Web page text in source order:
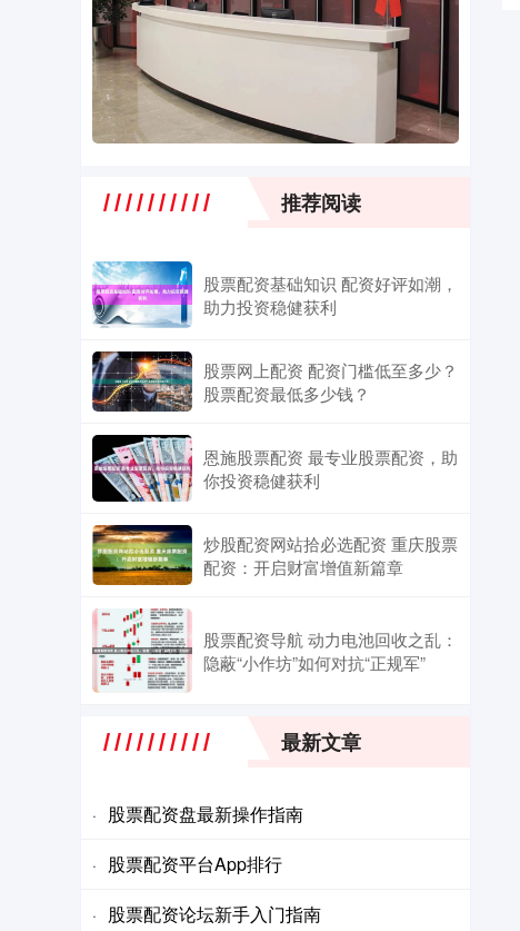
推荐阅读
股票配资基础知识 配资好评如潮，
助力投资稳健获利
股票网上配资 配资门槛低至多少？
股票配资最低多少钱？
恩施股票配资 最专业股票配资，助
你投资稳健获利
炒股配资网站拾必选配资 重庆股票
配资：开启财富增值新篇章
股票配资导航 动力电池回收之乱：
隐蔽“小作坊”如何对抗“正规军”
最新文章
· 股票配资盘最新操作指南
· 股票配资平台App排行
· 股票配资论坛新手入门指南